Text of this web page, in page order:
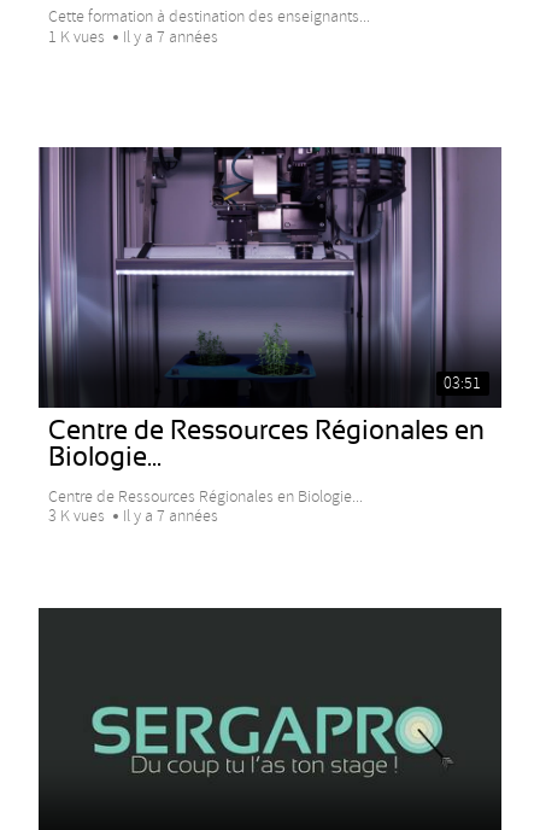
Cette formation à destination des enseignants...
1 K vues
Il y a 7 années
03:51
Centre de Ressources Régionales en
Biologie...
Centre de Ressources Régionales en Biologie...
3 K vues
Il y a 7 années